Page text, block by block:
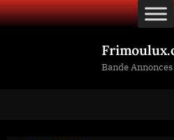
Skip
to
Bande